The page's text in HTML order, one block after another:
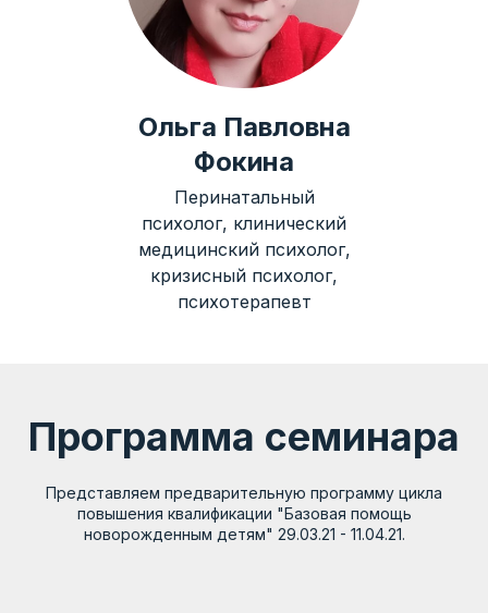
Ольга Павловна
Фокина
Перинатальный
психолог, клинический
медицинский психолог,
кризисный психолог,
психотерапевт
Программа семинара
Представляем предварительную программу цикла
повышения квалификации "Базовая помощь
новорожденным детям" 29.03.21 - 11.04.21.